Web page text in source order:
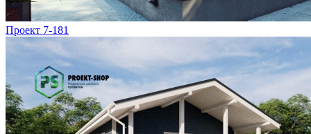
Проект 7-181